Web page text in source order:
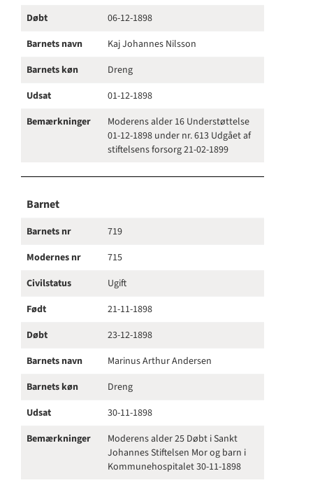
Døbt
06-12-1898
Barnets navn
Kaj Johannes Nilsson
Barnets køn
Dreng
Udsat
01-12-1898
Bemærkninger
Moderens alder 16 Understøttelse
01-12-1898 under nr. 613 Udgået af
stiftelsens forsorg 21-02-1899
Barnet
Barnets nr
719
Modernes nr
715
Civilstatus
Ugift
Født
21-11-1898
Døbt
23-12-1898
Barnets navn
Marinus Arthur Andersen
Barnets køn
Dreng
Udsat
30-11-1898
Bemærkninger
Moderens alder 25 Døbt i Sankt
Johannes Stiftelsen Mor og barn i
Kommunehospitalet 30-11-1898